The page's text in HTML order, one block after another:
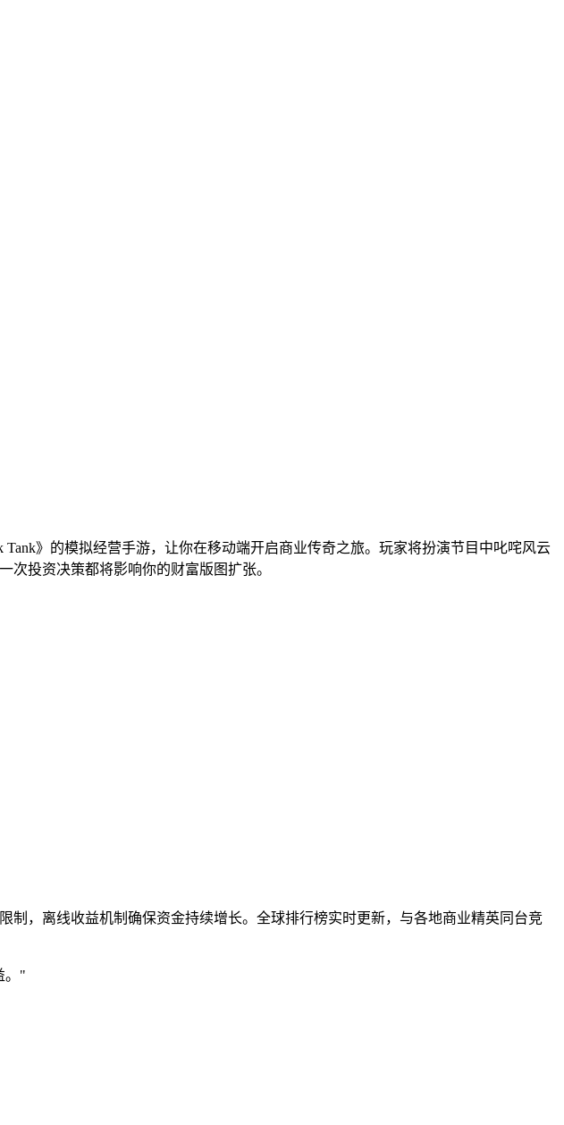
》的模拟经营手游，让你在移动端开启商业传奇之旅。玩家将扮演节目中叱咤风云
投资决策都将影响你的财富版图扩张。
，离线收益机制确保资金持续增长。全球排行榜实时更新，与各地商业精英同台竞
。"